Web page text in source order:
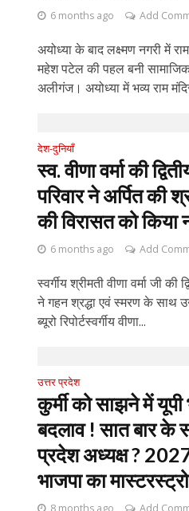
6 months ago Add
अयोध्या के बाद लक्ष्मण नगरी में
महेश पटेल की पहल बनी
अलीगंज। अयोध्या में भव्य राम
देश-दुनियाँ
स्व. वीणा वर्मा की
परिवार ने अर्पित की
की विरासत को किया
6 months ago Add
स्वर्गीय श्रीमती वीणा वर्मा जी की
ने गहन श्रद्धा एवं स्मरण के साथ
ब्यूरो रिपोर्टस्वर्गीय वीणा...
उत्तर प्रदेश
कुर्मी को साझने में यूपी
बदलाव ! सात बार के
प्रदेश अध्यक्ष ?
भाजपा का
8 months ago Add